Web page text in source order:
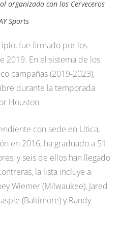
organizado con los Cerveceros
Sports
fue firmado por los
2019. En el sistema de los
campañas (2019-2023),
durante la temporada
Houston.
con sede en Utica,
en 2016, ha graduado a 51
y seis de ellos han llegado
la lista incluye a
Wiemer (Milwaukee), Jared
(Baltimore) y Randy